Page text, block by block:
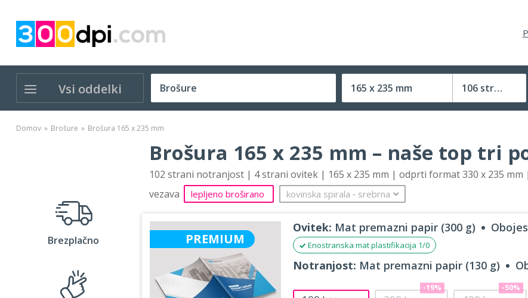
Vsi oddelki 165 x 235 mm
Velikost (zaprte) tiskovine
106 strani
Domov Brošure Brošura 165 x 235 mm
Brezplačno
Brošura 165 x 235 mm – naše top tri
102 strani notranjost | 4 strani ovitek | 165 x 235 mm | odprti format 330 x 235 mm |
vezava
lepljeno broširano kovinska spirala ‐ srebrna
PREMIUM
Ovitek: Mat premazni papir (300 g)
Enostranska mat plastifikacija 1/0
Notranjost: Mat premazni papir (130 g)
-19% -50%